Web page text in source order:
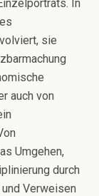
In
sie
auch von
Umgehen,
durch
Verweisen